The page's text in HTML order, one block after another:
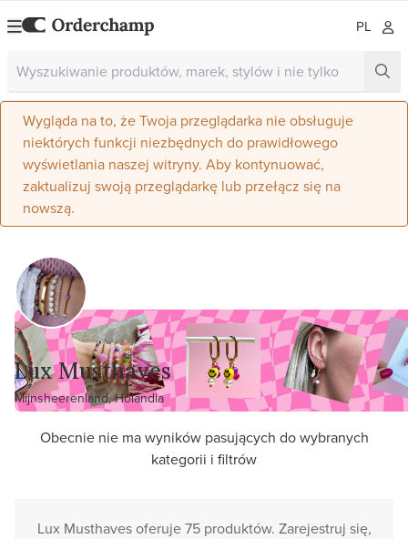
PL
Wygląda na to, że Twoja przeglądarka nie obsługuje
niektórych funkcji niezbędnych do prawidłowego
wyświetlania naszej witryny. Aby kontynuować,
zaktualizuj swoją przeglądarkę lub przełącz się na
nowszą.
Lux Musthaves
Mijnsheerenland, Holandia
Obecnie nie ma wyników pasujących do wybranych
kategorii i filtrów
Lux Musthaves oferuje 75 produktów. Zarejestruj się,